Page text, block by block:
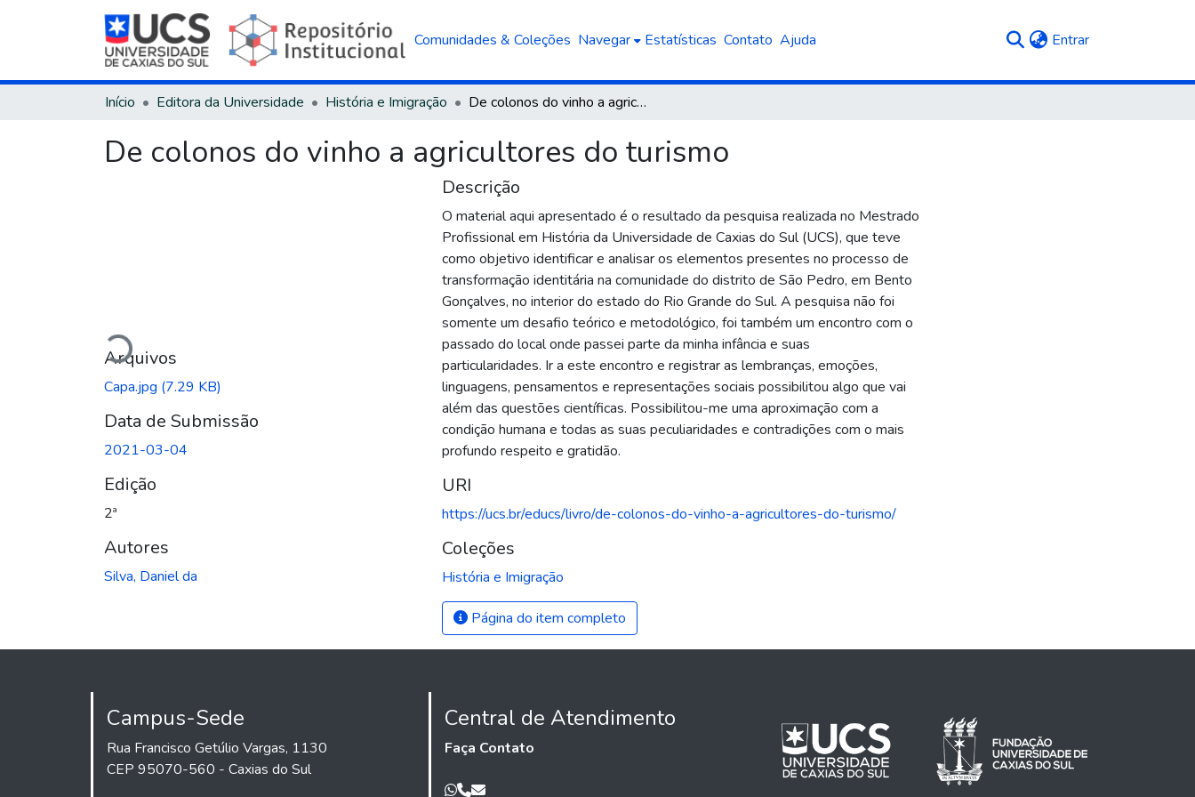
Comunidades & Coleções Navegar Estatísticas Contato Ajuda Entrar(current)
Início Editora da Universidade História e Imigração De colonos do vinho a agricultores do turismo
De colonos do vinho a agricultores do turismo
Carregando...
Arquivos
Capa.jpg (7.29 KB)
Data de Submissão
2021-03-04
Edição
2ª
Autores
Silva, Daniel da
Descrição
O material aqui apresentado é o resultado da pesquisa realizada no Mestrado
Profissional em História da Universidade de Caxias do Sul (UCS), que teve
como objetivo identificar e analisar os elementos presentes no processo de
transformação identitária na comunidade do distrito de São Pedro, em Bento
Gonçalves, no interior do estado do Rio Grande do Sul. A pesquisa não foi
somente um desafio teórico e metodológico, foi também um encontro com o
passado do local onde passei parte da minha infância e suas
particularidades. Ir a este encontro e registrar as lembranças, emoções,
linguagens, pensamentos e representações sociais possibilitou algo que vai
além das questões científicas. Possibilitou-me uma aproximação com a
condição humana e todas as suas peculiaridades e contradições com o mais
profundo respeito e gratidão.
URI
https://ucs.br/educs/livro/de-colonos-do-vinho-a-agricultores-do-turismo/
Coleções
História e Imigração
Página do item completo
Campus-Sede
Rua Francisco Getúlio Vargas, 1130
CEP 95070-560 - Caxias do Sul
Central de Atendimento
Faça Contato